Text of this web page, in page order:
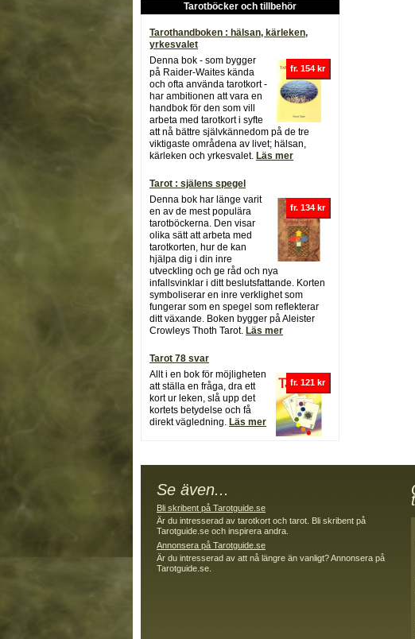
Tarotböcker och tillbehör
Tarothandboken : hälsan, kärleken,
yrkesvalet
fr. 154 kr
Denna bok - som bygger
på Raider-Waites kända
och ofta använda tarotkort -
har ambitionen att vara en
handbok för den som vill
arbeta med tarotkort i syfte
att nå bättre självkännedom på de tre
viktigaste områdena av livet; hälsan,
kärleken och yrkesvalet. Läs mer
Tarot : själens spegel
fr. 134 kr
Denna bok har länge varit
en av de mest populära
tarotböckerna. Den visar
olika sätt att arbeta med
tarotkorten, hur de kan
hjälpa dig i din inre
utveckling och ge råd och nya
infallsvinklar i ditt beslutsfattande. Korten
symboliserar en inre verklighet som
fungerar som en spegel som reflekterar
ditt växande. Boken bygger på Aleister
Crowleys Thoth Tarot. Läs mer
Tarot 78 svar
fr. 121 kr
Allt i en bok för möjligheten
att ställa en fråga, dra ett
kort ur leken, slå upp det
kortets betydelse och få
direkt vägledning. Läs mer
Se även...
Bli skribent på Tarotguide.se
Är du intresserad av tarotkort och tarot. Bli skribent på
Tarotguide.se och inspirera andra.
Annonsera på Tarotguide.se
Är du intresserad av att nå längre än vanligt? Annonsera på
Tarotguide.se.